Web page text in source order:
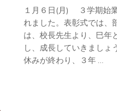
１月６日(月) ３学期始
れました。表彰式では、
は、校長先生より、巳年
し、成長していきましょ
休みが終わり、３年 …